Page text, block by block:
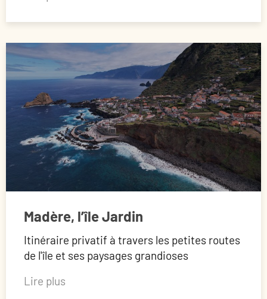
Madère, l’île Jardin
Itinéraire privatif à travers les petites routes
de l'île et ses paysages grandioses
Lire plus